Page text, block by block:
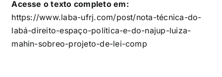
Acesse o texto completo em:
https://www.laba-ufrj.com/post/nota-técnica-do-
labá-direito-espaço-política-e-do-najup-luiza-
mahin-sobreo-projeto-de-lei-comp